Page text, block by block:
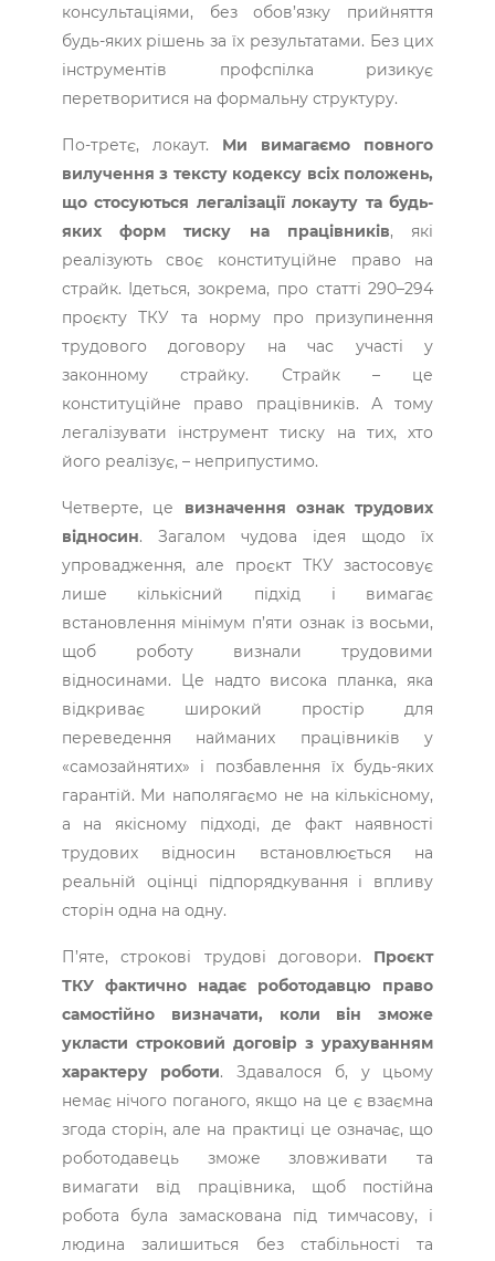
консультаціями, без обов’язку прийняття
будь-яких рішень за їх результатами. Без цих
інструментів профспілка ризикує
перетворитися на формальну структуру.
По-третє, локаут. Ми вимагаємо повного
вилучення з тексту кодексу всіх положень,
що стосуються легалізації локауту та будь-
яких форм тиску на працівників, які
реалізують своє конституційне право на
страйк. Ідеться, зокрема, про статті 290–294
проєкту ТКУ та норму про призупинення
трудового договору на час участі у
законному страйку. Страйк – це
конституційне право працівників. А тому
легалізувати інструмент тиску на тих, хто
його реалізує, – неприпустимо.
Четверте, це визначення ознак трудових
відносин. Загалом чудова ідея щодо їх
упровадження, але проєкт ТКУ застосовує
лише кількісний підхід і вимагає
встановлення мінімум п’яти ознак із восьми,
щоб роботу визнали трудовими
відносинами. Це надто висока планка, яка
відкриває широкий простір для
переведення найманих працівників у
«самозайнятих» і позбавлення їх будь-яких
гарантій. Ми наполягаємо не на кількісному,
а на якісному підході, де факт наявності
трудових відносин встановлюється на
реальній оцінці підпорядкування і впливу
сторін одна на одну.
П’яте, строкові трудові договори. Проєкт
ТКУ фактично надає роботодавцю право
самостійно визначати, коли він зможе
укласти строковий договір з урахуванням
характеру роботи. Здавалося б, у цьому
немає нічого поганого, якщо на це є взаємна
згода сторін, але на практиці це означає, що
роботодавець зможе зловживати та
вимагати від працівника, щоб постійна
робота була замаскована під тимчасову, і
людина залишиться без стабільності та